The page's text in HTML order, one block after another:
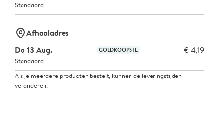
Standaard
marker-pinAfhaaladres
Do 13 Aug.
GOEDKOOPSTE € 4,19
Standaard
Als je meerdere producten bestelt, kunnen de leveringstijden
veranderen.